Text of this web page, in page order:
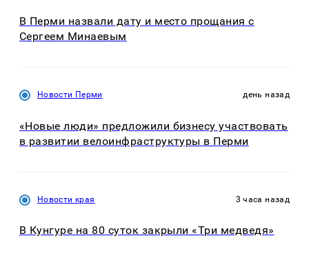
В Перми назвали дату и место прощания с
Сергеем Минаевым
Новости Перми день назад
«Новые люди» предложили бизнесу участвовать
в развитии велоинфраструктуры в Перми
Новости края 3 часа назад
В Кунгуре на 80 суток закрыли «Три медведя»